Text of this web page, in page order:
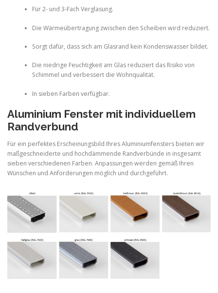
Für 2- und 3-Fach Verglasung.
Die Wärmeübertragung zwischen den Scheiben wird reduziert.
Sorgt dafür, dass sich am Glasrand kein Kondenswasser bildet.
Die niedrige Feuchtigkeit am Glas reduziert das Risiko von
Schimmel und verbessert die Wohnqualität.
In sieben Farben verfügbar.
Aluminium Fenster mit individuellem
Randverbund
Für ein perfektes Erscheinungsbild Ihres Aluminiumfensters bieten wir
maßgeschneiderte und hochdämmende Randverbünde in insgesamt
sieben verschiedenen Farben. Anpassungen werden gemäß Ihren
Wünschen und Anforderungen möglich und durchgeführt.